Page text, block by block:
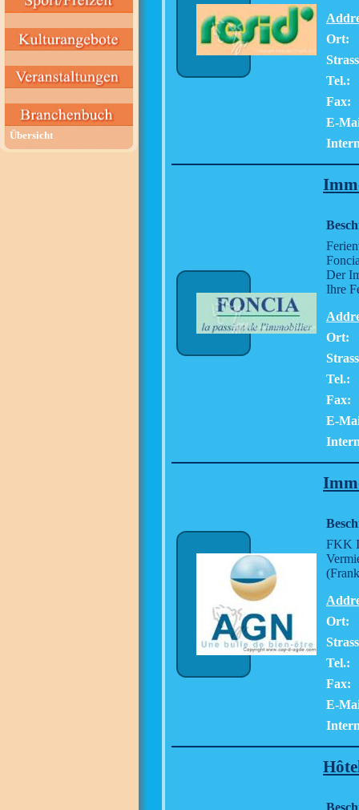
Übersicht
Ort:
Tel.:
Fax:
E-
Der
Ihre
Ort:
Tel.:
Fax:
E-
FKK
Ort:
Tel.:
Fax:
E-